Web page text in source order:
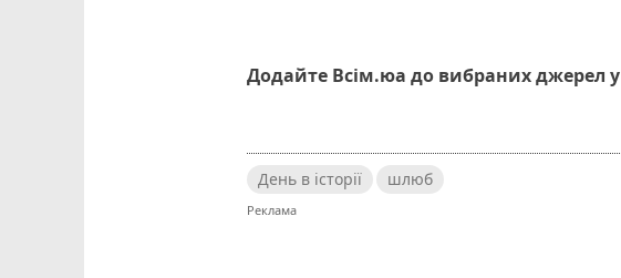
Додайте Всім.юа до вибраних джерел у
День в історії шлюб